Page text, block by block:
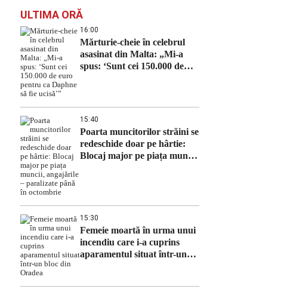
ULTIMA ORĂ
16:00
Mărturie-cheie în celebrul
asasinat din Malta: „Mi-a
spus: ‘Sunt cei 150.000 de
15:40
Poarta muncitorilor străini se
redeschide doar pe hârtie:
Blocaj major pe piața muncii,
15:30
Femeie moartă în urma unui
incendiu care i-a cuprins
aparamentul situat într-un